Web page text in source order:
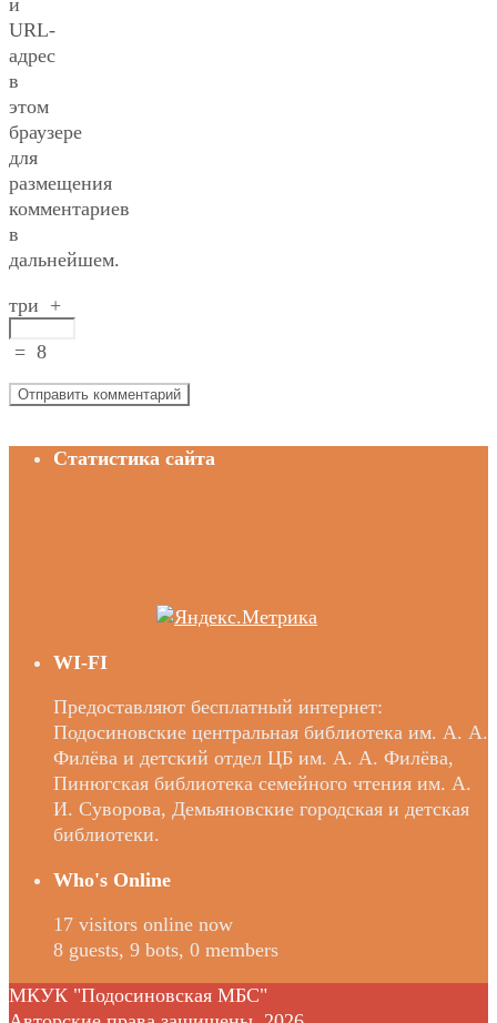
и
URL-
адрес
в
этом
браузере
для
размещения
комментариев
в
дальнейшем.
три +
= 8
Статистика сайта
WI-FI
Предоставляют бесплатный интернет:
Подосиновские центральная библиотека им. А. А.
Филёва и детский отдел ЦБ им. А. А. Филёва,
Пинюгская библиотека семейного чтения им. А.
И. Суворова, Демьяновские городская и детская
библиотеки.
Who's Online
17 visitors online now
8 guests, 9 bots, 0 members
МКУК "Подосиновская МБС"